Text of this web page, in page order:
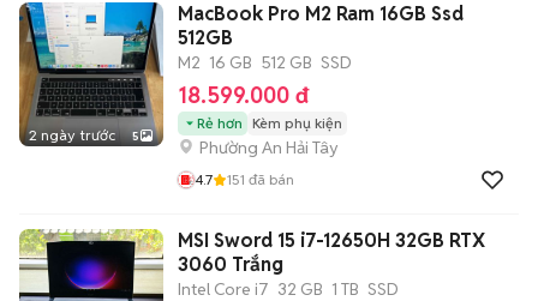
2 ngày trước 5
MacBook Pro M2 Ram 16GB Ssd
512GB
M2 16 GB 512 GB SSD
18.599.000 đ
Rẻ hơn Kèm phụ kiện
Phường An Hải Tây
4.7 151 đã bán
MSI Sword 15 i7-12650H 32GB RTX
3060 Trắng
Intel Core i7 32 GB 1 TB SSD